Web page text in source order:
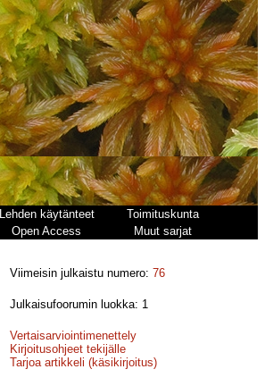
Lehden käytänteet
Toimituskunta
Open Access Muut sarjat
Viimeisin julkaistu numero:76
Julkaisufoorumin luokka: 1
Vertaisarviointimenettely
Kirjoitusohjeet tekijälle
Tarjoa artikkeli (käsikirjoitus)